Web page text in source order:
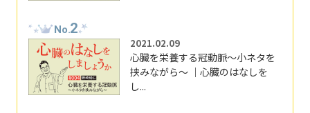
No.2
2021.02.09
心臓を栄養する冠動脈～小ネタを
挟みながら～ ｜心臓のはなしを
し...